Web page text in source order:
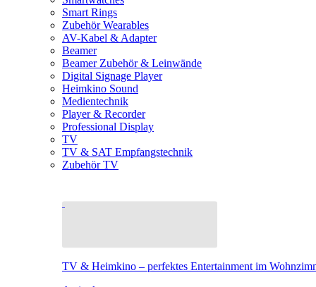
Smart Rings
Zubehör Wearables
AV-Kabel & Adapter
Beamer
Beamer Zubehör & Leinwände
Digital Signage Player
Heimkino Sound
Medientechnik
Player & Recorder
Professional Display
TV
TV & SAT Empfangstechnik
Zubehör TV
TV & Heimkino – perfektes Entertainment im